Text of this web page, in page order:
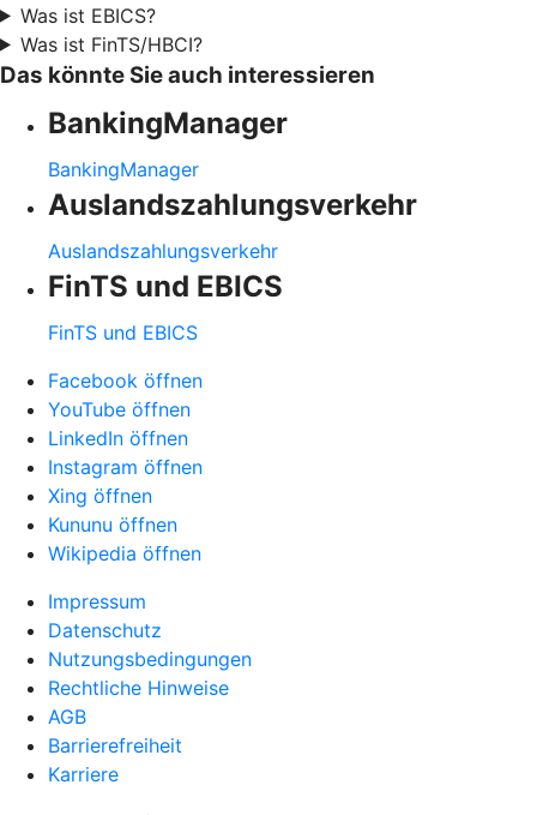
Was ist EBICS?
Was ist FinTS/HBCI?
Das könnte Sie auch interessieren
BankingManager
BankingManager
Auslandszahlungsverkehr
Auslandszahlungsverkehr
FinTS und EBICS
FinTS und EBICS
Facebook öffnen
YouTube öffnen
LinkedIn öffnen
Instagram öffnen
Xing öffnen
Kununu öffnen
Wikipedia öffnen
Impressum
Datenschutz
Nutzungsbedingungen
Rechtliche Hinweise
AGB
Barrierefreiheit
Karriere